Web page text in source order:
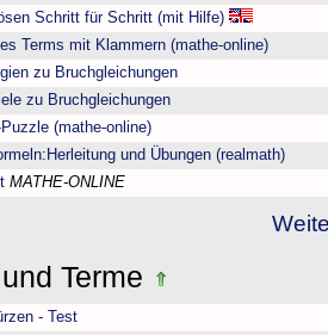
Schritt für Schritt (mit Hilfe)
Terms mit Klammern (mathe-online)
zu Bruchgleichungen
zu Bruchgleichungen
Puzzle (mathe-online)
und Übungen (realmath)
MATHE-ONLINE
Terme
- Test